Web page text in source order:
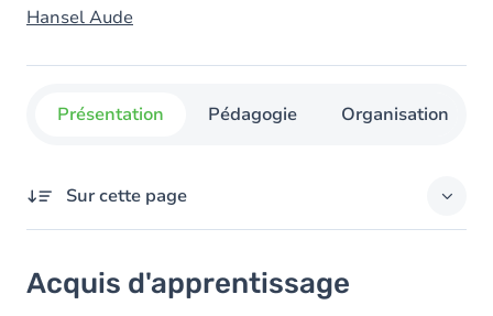
Hansel Aude
Présentation Pédagogie Organisation
Sur cette page
Objectifs
Acquis d'apprentissage